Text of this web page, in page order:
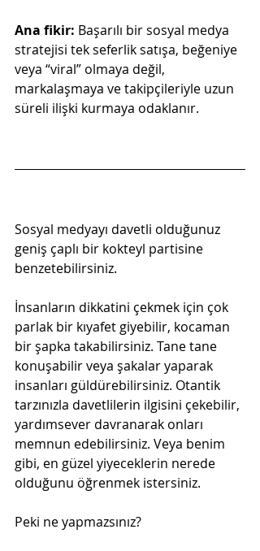
Ana fikir: Başarılı bir sosyal medya
stratejisi tek seferlik satışa, beğeniye
veya “viral” olmaya değil,
markalaşmaya ve takipçileriyle uzun
süreli ilişki kurmaya odaklanır.
Sosyal medyayı davetli olduğunuz
geniş çaplı bir kokteyl partisine
benzetebilirsiniz.
İnsanların dikkatini çekmek için çok
parlak bir kıyafet giyebilir, kocaman
bir şapka takabilirsiniz. Tane tane
konuşabilir veya şakalar yaparak
insanları güldürebilirsiniz. Otantik
tarzınızla davetlilerin ilgisini çekebilir,
yardımsever davranarak onları
memnun edebilirsiniz. Veya benim
gibi, en güzel yiyeceklerin nerede
olduğunu öğrenmek istersiniz.
Peki ne yapmazsınız?